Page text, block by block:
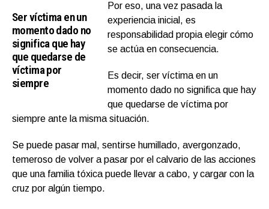
Ser víctima en un
momento dado no
significa que hay
que quedarse de
víctima por
siempre
Por eso, una vez pasada la
experiencia inicial, es
responsabilidad propia elegir cómo
se actúa en consecuencia.
Es decir, ser víctima en un
momento dado no significa que hay
que quedarse de víctima por
siempre ante la misma situación.
Se puede pasar mal, sentirse humillado, avergonzado,
temeroso de volver a pasar por el calvario de las acciones
que una familia tóxica puede llevar a cabo, y cargar con la
cruz por algún tiempo.